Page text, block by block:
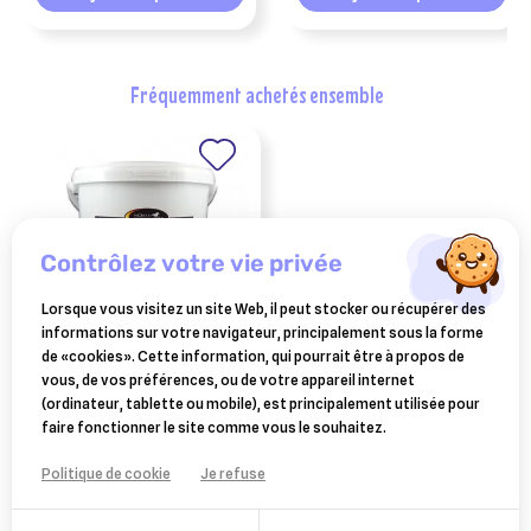
fréquemment achetés ensemble
HORSE MASTER
onguent vert au laurier
horse master crème 10l
106 €
contrôlez votre vie privée
Lorsque vous visitez un site Web, il peut stocker ou récupérer des
informations sur votre navigateur, principalement sous la forme
de «cookies». Cette information, qui pourrait être à propos de
vous, de vos préférences, ou de votre appareil internet
(ordinateur, tablette ou mobile), est principalement utilisée pour
faire fonctionner le site comme vous le souhaitez.
Politique de cookie Je refuse